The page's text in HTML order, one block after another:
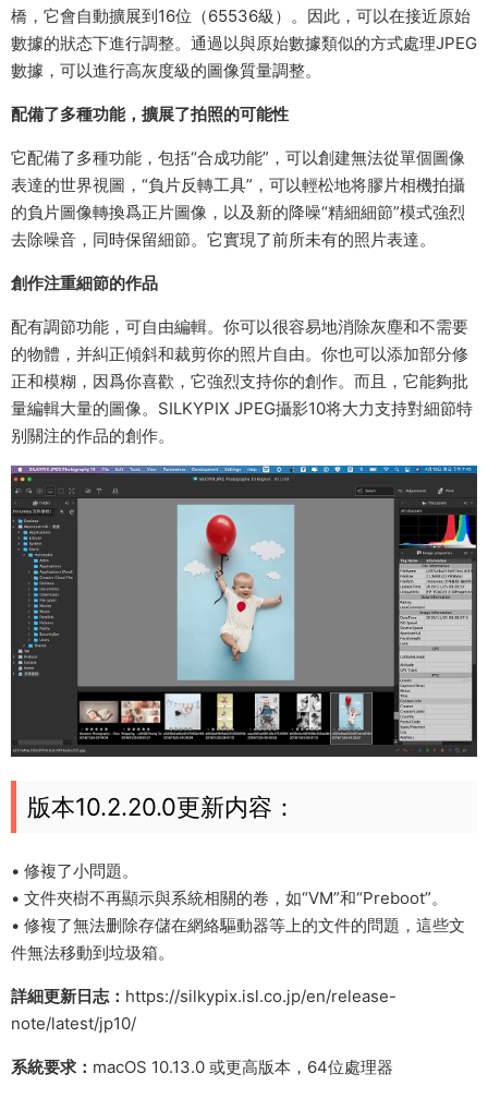
橋，它會自動擴展到16位（65536級）。因此，可以在接近原始
數據的狀态下進行調整。通過以與原始數據類似的方式處理JPEG
數據，可以進行高灰度級的圖像質量調整。
配備了多種功能，擴展了拍照的可能性
它配備了多種功能，包括“合成功能”，可以創建無法從單個圖像
表達的世界視圖，“負片反轉工具”，可以輕松地将膠片相機拍攝
的負片圖像轉換爲正片圖像，以及新的降噪“精細細節”模式強烈
去除噪音，同時保留細節。它實現了前所未有的照片表達。
創作注重細節的作品
配有調節功能，可自由編輯。你可以很容易地消除灰塵和不需要
的物體，并糾正傾斜和裁剪你的照片自由。你也可以添加部分修
正和模糊，因爲你喜歡，它強烈支持你的創作。而且，它能夠批
量編輯大量的圖像。SILKYPIX JPEG攝影10将大力支持對細節特
别關注的作品的創作。
版本10.2.20.0更新内容：
• 修複了小問題。
• 文件夾樹不再顯示與系統相關的卷，如“VM”和“Preboot”。
• 修複了無法删除存儲在網絡驅動器等上的文件的問題，這些文
件無法移動到垃圾箱。
詳細更新日志： https://silkypix.isl.co.jp/en/release-
note/latest/jp10/
系統要求： macOS 10.13.0 或更高版本，64位處理器